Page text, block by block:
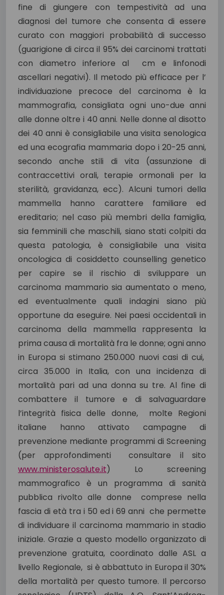
fine di giungere con tempestività ad una
diagnosi del tumore che consenta di essere
curato con maggiori probabilità di successo
(guarigione di circa il 95% dei carcinomi trattati
con diametro inferiore al cm e linfonodi
ascellari negativi). Il metodo più efficace per l’
individuazione precoce del carcinoma è la
mammografia, consigliata ogni uno-due anni
alle donne oltre i 40 anni. Nelle donne al disotto
dei 40 anni è consigliabile una visita senologica
ed una ecografia mammaria dopo i 20-25 anni,
secondo anche stili di vita (assunzione di
contraccettivi orali, terapie ormonali per la
sterilità, gravidanza, ecc). Alcuni tumori della
mammella hanno carattere familiare ed
ereditario; nel caso più membri della famiglia,
sia femminili che maschili, siano stati colpiti da
questa patologia, è consigliabile una visita
oncologica di cosiddetto counselling genetico
per capire se il rischio di sviluppare un
carcinoma mammario sia aumentato o meno,
ed eventualmente quali indagini siano più
opportune da eseguire. Nei paesi occidentali in
carcinoma della mammella rappresenta la
prima causa di mortalità fra le donne; ogni anno
in Europa si stimano 250.000 nuovi casi di cui,
circa 35.000 in Italia, con una incidenza di
mortalità pari ad una donna su tre. Al fine di
combattere il tumore e di salvaguardare
l’integrità fisica delle donne, molte Regioni
italiane hanno attivato campagne di
prevenzione mediante programmi di Screening
(per approfondimenti consultare il sito
www.ministerosalute.it) Lo screening
mammografico è un programma di sanità
pubblica rivolto alle donne comprese nella
fascia di età tra i 50 ed i 69 anni che permette
di individuare il carcinoma mammario in stadio
iniziale. Grazie a questo modello organizzato di
prevenzione gratuita, coordinato dalle ASL a
livello Regionale, si è abbattuto in Europa il 30%
della mortalità per questo tumore. Il percorso